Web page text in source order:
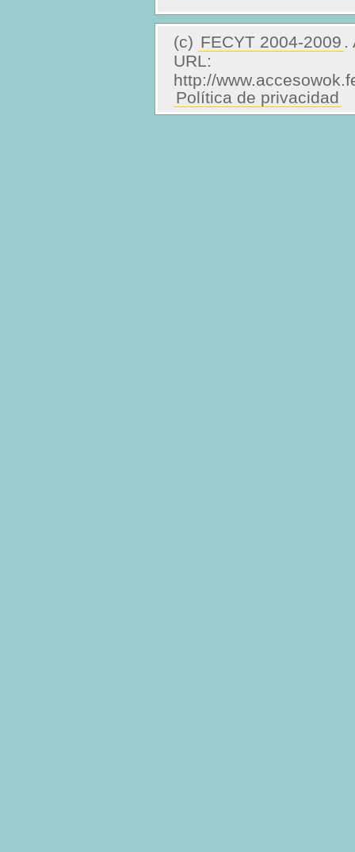
(c) FECYT 2004-2009 .
URL:
http://
Política de privacidad